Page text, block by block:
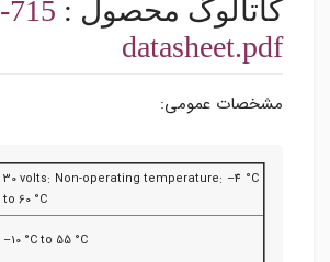
کاتالوگ محصول :
715-
datasheet.pdf
مشخصات عمومی:
30 volts: Non-operating temperature: –4 °C
to 60 °C
–10 °C to 55 °C